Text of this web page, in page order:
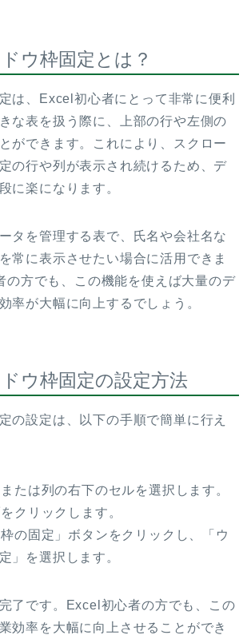
ウ枠固定とは？
は、Excel初心者にとって非常に便利
な表を扱う際に、上部の行や左側の
ができます。これにより、スクロー
の行や列が表示され続けるため、デ
に楽になります。
タを管理する表で、氏名や会社名な
常に表示させたい場合に活用できま
の方でも、この機能を使えば大量のデ
率が大幅に向上するでしょう。
ウ枠固定の設定方法
の設定は、以下の手順で簡単に行え
たは列の右下のセルを選択します。
クリックします。
の固定」ボタンをクリックし、「ウ
」を選択します。
了です。Excel初心者の方でも、この
効率を大幅に向上させることができ